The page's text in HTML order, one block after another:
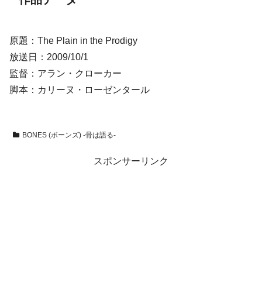
原題：The Plain in the Prodigy
放送日：2009/10/1
監督：アラン・クローカー
脚本：カリーヌ・ローゼンタール
BONES (ボーンズ) -骨は語る-
スポンサーリンク